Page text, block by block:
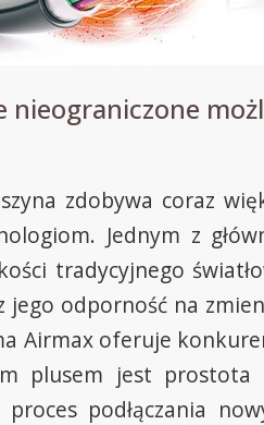
nieograniczone
zdobywa coraz
Jednym z
tradycyjnego
jego odporność na
Airmax oferuje
plusem jest
proces podłączania